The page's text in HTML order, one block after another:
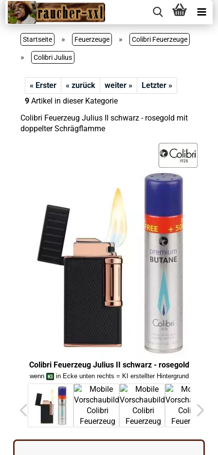
Startseite » Feuerzeuge » Colibri Feuerzeuge
» Colibri Julius
« Erster « zurück weiter »
Letzter »
9Artikel in dieser Kategorie
Colibri Feuerzeug Julius II schwarz - rosegold mit
doppelter Schrägflamme
Colibri Feuerzeug Julius II schwarz - rosegold
wenn in Ecke unten rechts = KI erstellter Hintergrund